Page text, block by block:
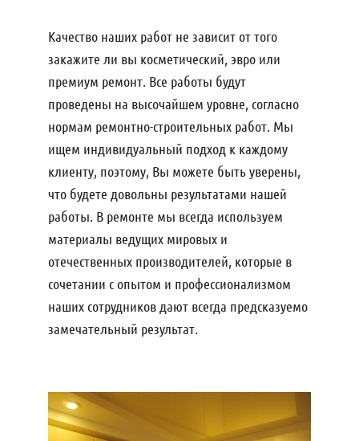
Качество наших работ не зависит от того
закажите ли вы косметический, эвро или
премиум ремонт. Все работы будут
проведены на высочайшем уровне, согласно
нормам ремонтно-строительных работ. Мы
ищем индивидуальный подход к каждому
клиенту, поэтому, Вы можете быть уверены,
что будете довольны результатами нашей
работы. В ремонте мы всегда используем
материалы ведущих мировых и
отечественных производителей, которые в
сочетании с опытом и профессионализмом
наших сотрудников дают всегда предсказуемо
замечательный результат.